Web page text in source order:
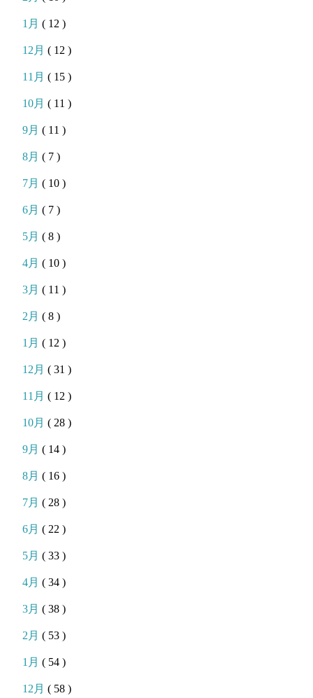
1月( 12 )
12月( 12 )
11月( 15 )
10月( 11 )
9月( 11 )
8月( 7 )
7月( 10 )
6月( 7 )
5月( 8 )
4月( 10 )
3月( 11 )
2月( 8 )
1月( 12 )
12月( 31 )
11月( 12 )
10月( 28 )
9月( 14 )
8月( 16 )
7月( 28 )
6月( 22 )
5月( 33 )
4月( 34 )
3月( 38 )
2月( 53 )
1月( 54 )
12月( 58 )